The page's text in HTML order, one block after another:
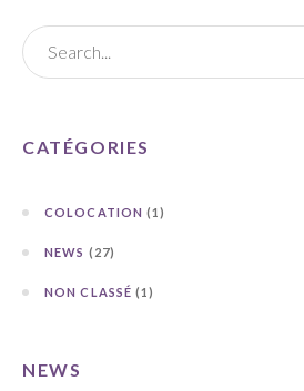
CATÉGORIES
COLOCATION (1)
NEWS (27)
NON CLASSÉ (1)
NEWS